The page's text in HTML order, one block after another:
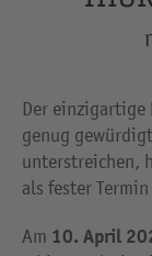
Der
genug
unterstreichen,
als fester
Am 10. April